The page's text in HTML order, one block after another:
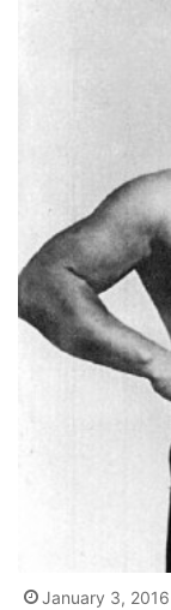
January 3, 2016